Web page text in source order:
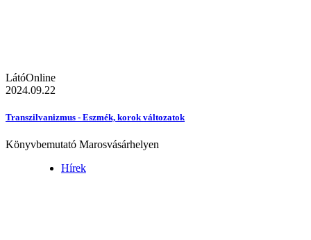
LátóOnline
2024.09.22
Transzilvanizmus - Eszmék, korok változatok
Könyvbemutató Marosvásárhelyen
Hírek